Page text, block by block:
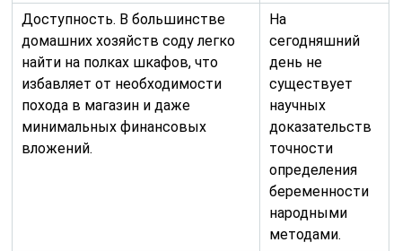
Доступность. В большинстве
домашних хозяйств соду легко
найти на полках шкафов, что
избавляет от необходимости
похода в магазин и даже
минимальных финансовых
вложений.
На
сегодняшний
день не
существует
научных
доказательств
точности
определения
беременности
народными
методами.